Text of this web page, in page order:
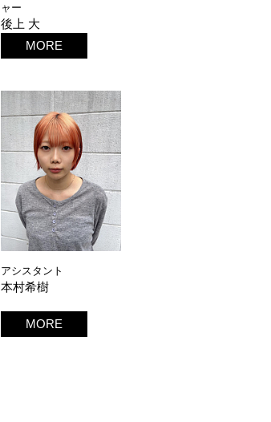
ャー
後上 大
MORE
アシスタント
本村希樹
MORE